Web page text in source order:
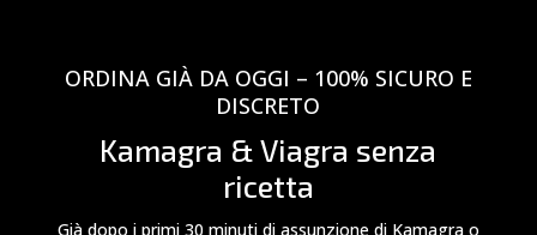
ORDINA GIÀ DA OGGI – 100% SICURO E
DISCRETO
Kamagra & Viagra senza
ricetta
Già dopo i primi 30 minuti di assunzione di Kamagra o